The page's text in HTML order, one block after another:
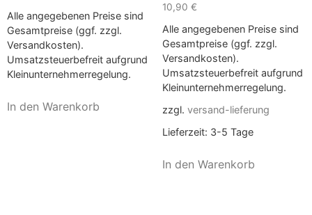
Alle angegebenen Preise sind
Gesamtpreise (ggf. zzgl.
Versandkosten).
Umsatzsteuerbefreit aufgrund
Kleinunternehmerregelung.
In den Warenkorb
10,90 €
Alle angegebenen Preise sind
Gesamtpreise (ggf. zzgl.
Versandkosten).
Umsatzsteuerbefreit aufgrund
Kleinunternehmerregelung.
zzgl. versand-lieferung
Lieferzeit: 3-5 Tage
In den Warenkorb